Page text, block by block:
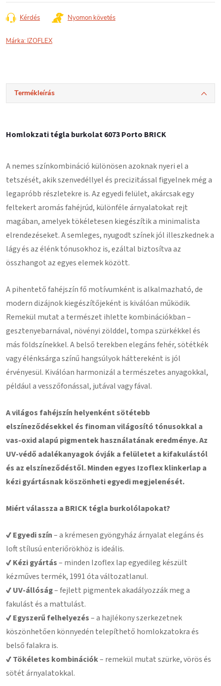
Kérdés Nyomon követés
Márka: IZOFLEX
Termékleírás
Homlokzati tégla burkolat 6073 Porto BRICK
A nemes színkombináció különösen azoknak nyeri el a
tetszését, akik szenvedéllyel és precizitással figyelnek még a
legapróbb részletekre is. Az egyedi felület, akárcsak egy
feltekert aromás fahéjrúd, különféle árnyalatokat rejt
magában, amelyek tökéletesen kiegészítik a minimalista
elrendezéseket. A semleges, nyugodt színek jól illeszkednek a
lágy és az élénk tónusokhoz is, ezáltal biztosítva az
összhangot az egyes elemek között.
A pihentető fahéjszín fő motívumként is alkalmazható, de
modern dizájnok kiegészítőjeként is kiválóan működik.
Remekül mutat a természet ihlette kombinációkban –
gesztenyebarnával, növényi zölddel, tompa szürkékkel és
más földszínekkel. A belső terekben elegáns fehér, sötétkék
vagy élénksárga színű hangsúlyok háttereként is jól
érvényesül. Kiválóan harmonizál a természetes anyagokkal,
például a vesszőfonással, jutával vagy fával.
A világos fahéjszín helyenként sötétebb
elszíneződésekkel és finoman világosító tónusokkal a
vas-oxid alapú pigmentek használatának eredménye. Az
UV-védő adalékanyagok óvják a felületet a kifakulástól
és az elszíneződéstől. Minden egyes Izoflex klinkerlap a
kézi gyártásnak köszönheti egyedi megjelenését.
Miért válassza a BRICK tégla burkolólapokat?
✔ Egyedi szín– a krémesen gyöngyház árnyalat elegáns és
loft stílusú enteriőrökhöz is ideális.
✔ Kézi gyártás– minden Izoflex lap egyedileg készült
kézműves termék, 1991 óta változatlanul.
✔ UV-állóság– fejlett pigmentek akadályozzák meg a
fakulást és a mattulást.
✔ Egyszerű felhelyezés– a hajlékony szerkezetnek
köszönhetően könnyedén telepíthető homlokzatokra és
belső falakra is.
✔ Tökéletes kombinációk– remekül mutat szürke, vörös és
sötét árnyalatokkal.